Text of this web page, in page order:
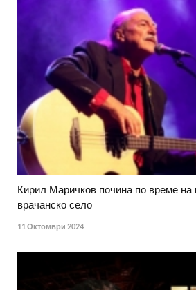
Кирил Маричков почина по време на
врачанско село
11 Октомври 2024